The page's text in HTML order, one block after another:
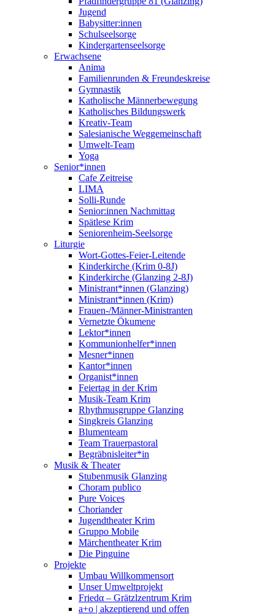
Jugend
Babysitter:innen
Schulseelsorge
Kindergartenseelsorge
Erwachsene
Anima
Familienrunden & Freundeskreise
Gymnastik
Katholische Männerbewegung
Katholisches Bildungswerk
Kreativ-Team
Salesianische Weggemeinschaft
Umwelt-Team
Yoga
Senior*innen
Cafe Zeitreise
LIMA
Solli-Runde
Senior:innen Nachmittag
Spätlese Krim
Seniorenheim-Seelsorge
Liturgie
Wort-Gottes-Feier-Leitende
Kinderkirche (Krim 0-8J)
Kinderkirche (Glanzing 2-8J)
Ministrant*innen (Glanzing)
Ministrant*innen (Krim)
Frauen-/Männer-Ministranten
Vernetzte Ökumene
Lektor*innen
Kommunionhelfer*innen
Mesner*innen
Kantor*innen
Organist*innen
Feiertag in der Krim
Musik-Team Krim
Rhythmusgruppe Glanzing
Singkreis Glanzing
Blumenteam
Team Trauerpastoral
Begräbnisleiter*in
Musik & Theater
Stubenmusik Glanzing
Choram publico
Pure Voices
Choriander
Jugendtheater Krim
Gruppo Mobile
Märchentheater Krim
Die Pinguine
Projekte
Umbau Willkommensort
Unser Umweltprojekt
Friedα – Grätzlzentrum Krim
a+o | akzeptierend und offen